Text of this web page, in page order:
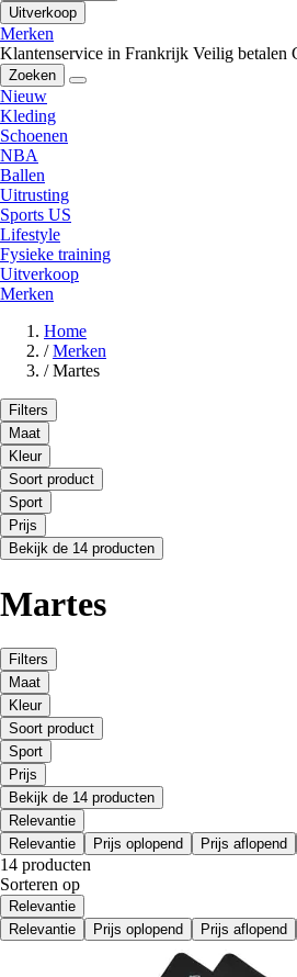
Uitverkoop
Merken
Klantenservice in Frankrijk Veilig betalen
Zoeken
Nieuw
Kleding
Schoenen
NBA
Ballen
Uitrusting
Sports US
Lifestyle
Fysieke training
Uitverkoop
Merken
Home
/ Merken
/ Martes
Filters
Maat
Kleur
Soort product
Sport
Prijs
Bekijk de 14 producten
Martes
Filters
Maat
Kleur
Soort product
Sport
Prijs
Bekijk de 14 producten
Relevantie
Relevantie
Prijs oplopend Prijs aflopend
14 producten
Sorteren op
Relevantie
Relevantie
Prijs oplopend Prijs aflopend